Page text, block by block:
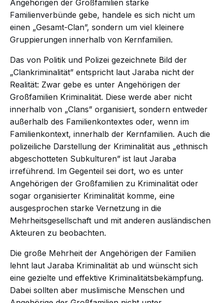
Angehörigen der Großfamilien starke
Familienverbünde gebe, handele es sich nicht um
einen „Gesamt-Clan”, sondern um viel kleinere
Gruppierungen innerhalb von Kernfamilien.
Das von Politik und Polizei gezeichnete Bild der
„Clankriminalität” entspricht laut Jaraba nicht der
Realität: Zwar gebe es unter Angehörigen der
Großfamilien Kriminalität. Diese werde aber nicht
innerhalb von „Clans” organisiert, sondern entweder
außerhalb des Familienkontextes oder, wenn im
Familienkontext, innerhalb der Kernfamilien. Auch die
polizeiliche Darstellung der Kriminalität aus „ethnisch
abgeschotteten Subkulturen” ist laut Jaraba
irreführend. Im Gegenteil sei dort, wo es unter
Angehörigen der Großfamilien zu Kriminalität oder
sogar organisierter Kriminalität komme, eine
ausgesprochen starke Vernetzung in die
Mehrheitsgesellschaft und mit anderen ausländischen
Akteuren zu beobachten.
Die große Mehrheit der Angehörigen der Familien
lehnt laut Jaraba Kriminalität ab und wünscht sich
eine gezielte und effektive Kriminalitätsbekämpfung.
Dabei sollten aber muslimische Menschen und